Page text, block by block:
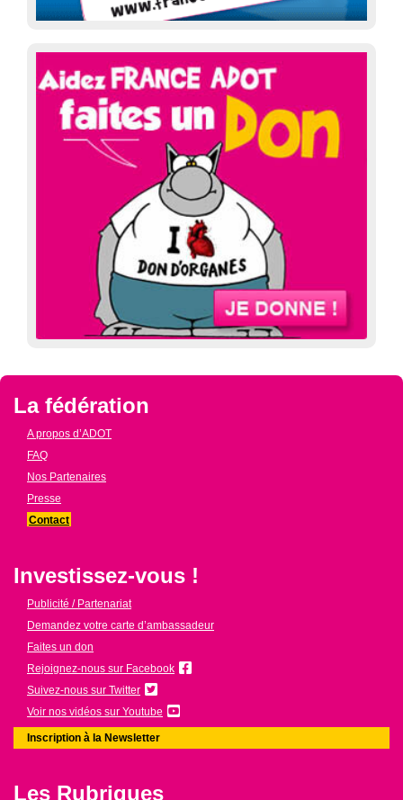
La fédération
A propos d’ADOT
FAQ
Nos Partenaires
Presse
Contact
Investissez-vous !
Publicité / Partenariat
Demandez votre carte d’ambassadeur
Faites un don
Rejoignez-nous sur Facebook
Suivez-nous sur Twitter
Voir nos vidéos sur Youtube
Inscription à la Newsletter
Les Rubriques